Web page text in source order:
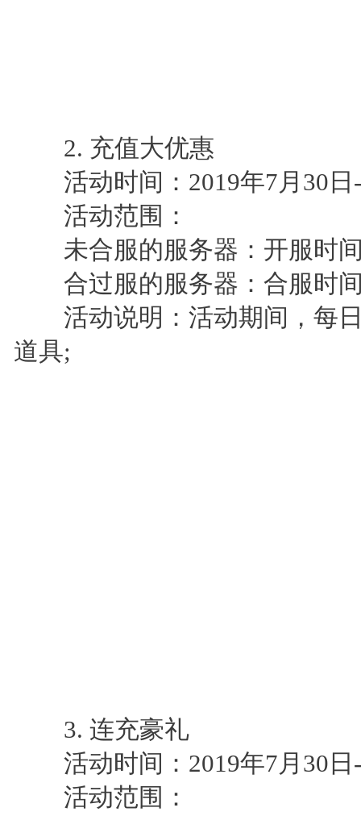
2. 充值大优惠
活动时间：2019年7月30日-
活动范围：
未合服的服务器：开服时间
合过服的服务器：合服时间
活动说明：活动期间，每日
道具;
3. 连充豪礼
活动时间：2019年7月30日-
活动范围：